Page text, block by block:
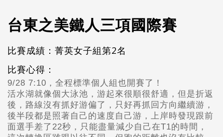
台東之美鐵人三項國際賽
比賽成績：菁英女子組第2名
比賽心得：
9/28 7:10 ，全程標準個人組也開賽了！
活水湖就像個大泳池，游起來很順很舒適， 但是折返
後，路線沒有抓好游偏了，只好再抓回方向繼續游，
後半段都是照著自己的速度自己游，上岸時發現跟前
面選手差了22秒， 只能盡量減少自己在T1的時間，